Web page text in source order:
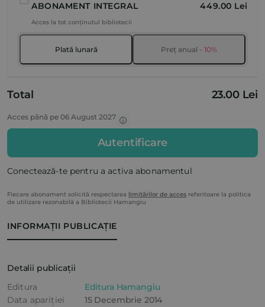
INFORMAȚII PUBLICAȚIE
Detalii publicații
Editura
Editura Hamangiu
Data apariției
15 Decembrie 2014
ABONAMENT INTEGRAL 449.00 Lei
Acces la tot conținutul bibliotecii
Plată lunară Preț anual - 10%
Total 23.00 Lei
Acces până pe 06 August 2027
Autentificare
Conectează-te pentru a activa abonamentul
Fiecare abonament solicită respectarea limitărilor de acces referitoare la politica
de utilizare rezonabilă a Bibliotecii Hamangiu